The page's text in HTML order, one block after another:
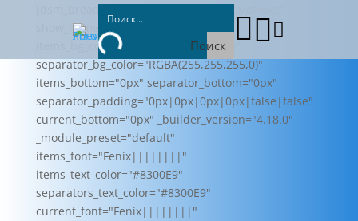
Поиск   
[dsm_breadcrumbs home_text="Пневмолюкс"
show_home_icon="off"
items_bg_color="RGBA(255,255,255,0)"
separator_bg_color="RGBA(255,255,255,0)"
items_bottom="0px" separator_bottom="0px"
separator_padding="0px|0px|0px|0px|false|false"
current_bottom="0px" _builder_version="4.18.0"
_module_preset="default"
items_font="Fenix||||||||"
items_text_color="#8300E9"
separators_text_color="#8300E9"
current_font="Fenix||||||||"